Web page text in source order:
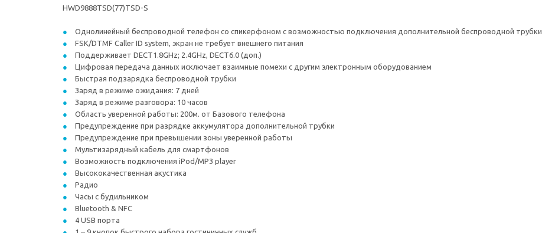
HWD9888TSD(77)TSD-S
Однолинейный беспроводной телефон со спикерфоном с возможностью подключения дополнительной беспроводной трубки
FSK/DTMF Caller ID system, экран не требует внешнего питания
Поддерживает DECT1.8GHz; 2.4GHz, DECT6.0 (доп.)
Цифровая передача данных исключает взаимные помехи с другим электронным оборудованием
Быстрая подзарядка беспроводной трубки
Заряд в режиме ожидания: 7 дней
Заряд в режиме разговора: 10 часов
Область уверенной работы: 200м. от Базового телефона
Предупреждение при разрядке аккумулятора дополнительной трубки
Предупреждение при превышении зоны уверенной работы
Мультизарядный кабель для смартфонов
Возможность подключения iPod/MP3 player
Высококачественная акустика
Радио
Часы с будильником
Bluetooth & NFC
4 USB порта